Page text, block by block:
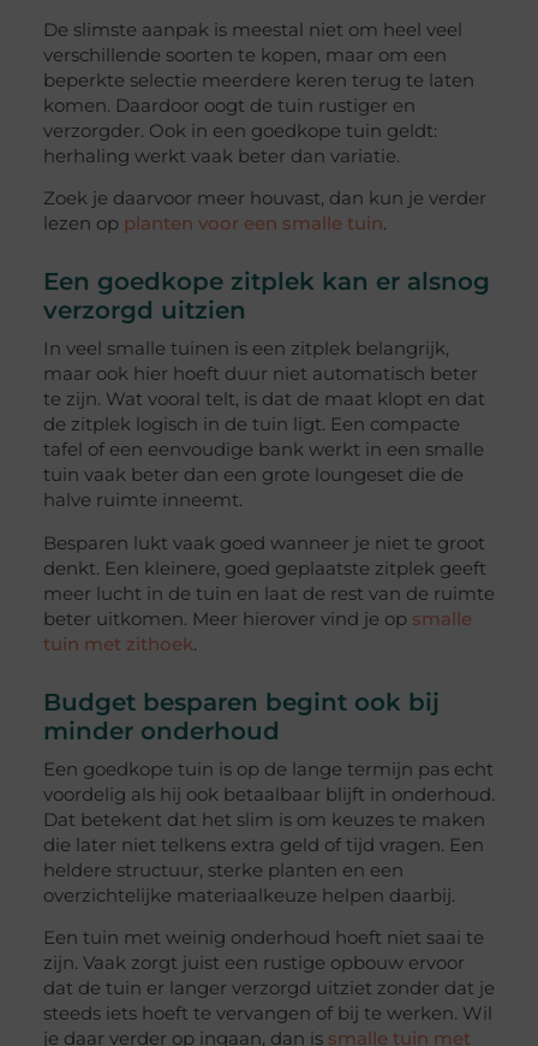
De slimste aanpak is meestal niet om heel veel
verschillende soorten te kopen, maar om een
beperkte selectie meerdere keren terug te laten
komen. Daardoor oogt de tuin rustiger en
verzorgder. Ook in een goedkope tuin geldt:
herhaling werkt vaak beter dan variatie.
Zoek je daarvoor meer houvast, dan kun je verder
lezen op planten voor een smalle tuin.
Een goedkope zitplek kan er alsnog
verzorgd uitzien
In veel smalle tuinen is een zitplek belangrijk,
maar ook hier hoeft duur niet automatisch beter
te zijn. Wat vooral telt, is dat de maat klopt en dat
de zitplek logisch in de tuin ligt. Een compacte
tafel of een eenvoudige bank werkt in een smalle
tuin vaak beter dan een grote loungeset die de
halve ruimte inneemt.
Besparen lukt vaak goed wanneer je niet te groot
denkt. Een kleinere, goed geplaatste zitplek geeft
meer lucht in de tuin en laat de rest van de ruimte
beter uitkomen. Meer hierover vind je op smalle
tuin met zithoek.
Budget besparen begint ook bij
minder onderhoud
Een goedkope tuin is op de lange termijn pas echt
voordelig als hij ook betaalbaar blijft in onderhoud.
Dat betekent dat het slim is om keuzes te maken
die later niet telkens extra geld of tijd vragen. Een
heldere structuur, sterke planten en een
overzichtelijke materiaalkeuze helpen daarbij.
Een tuin met weinig onderhoud hoeft niet saai te
zijn. Vaak zorgt juist een rustige opbouw ervoor
dat de tuin er langer verzorgd uitziet zonder dat je
steeds iets hoeft te vervangen of bij te werken. Wil
je daar verder op ingaan, dan is smalle tuin met